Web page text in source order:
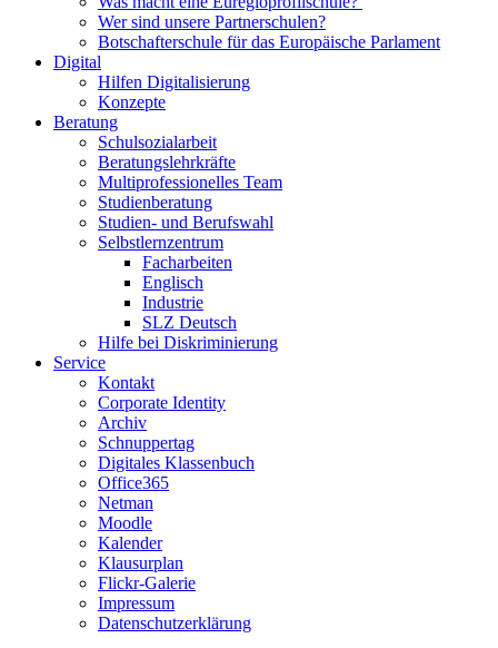
Wer sind unsere Partnerschulen?
Botschafterschule für das Europäische Parlament
Digital
Hilfen Digitalisierung
Konzepte
Beratung
Schulsozialarbeit
Beratungslehrkräfte
Multiprofessionelles Team
Studienberatung
Studien- und Berufswahl
Selbstlernzentrum
Facharbeiten
Englisch
Industrie
SLZ Deutsch
Hilfe bei Diskriminierung
Service
Kontakt
Corporate Identity
Archiv
Schnuppertag
Digitales Klassenbuch
Office365
Netman
Moodle
Kalender
Klausurplan
Flickr-Galerie
Impressum
Datenschutzerklärung